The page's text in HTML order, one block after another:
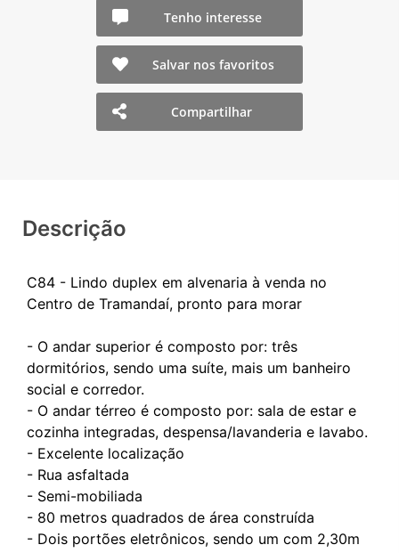
Tenho interesse
Salvar nos favoritos
Compartilhar
Descrição
C84 - Lindo duplex em alvenaria à venda no
Centro de Tramandaí, pronto para morar
- O andar superior é composto por: três
dormitórios, sendo uma suíte, mais um banheiro
social e corredor.
- O andar térreo é composto por: sala de estar e
cozinha integradas, despensa/lavanderia e lavabo.
- Excelente localização
- Rua asfaltada
- Semi-mobiliada
- 80 metros quadrados de área construída
- Dois portões eletrônicos, sendo um com 2,30m